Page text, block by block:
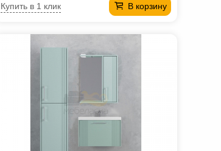
В корзину
Купить в 1 клик